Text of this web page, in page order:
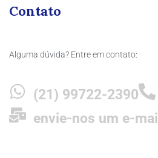
Contato
Alguma dúvida? Entre em contato:
(21) 99722-2390
envie-nos um e-mail